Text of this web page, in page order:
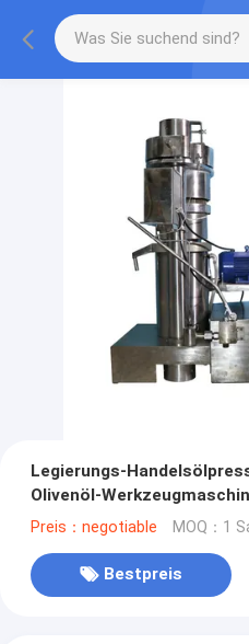
Legierungs-
Olivenöl-
Preis：negotiable MOQ：1
Bestpreis